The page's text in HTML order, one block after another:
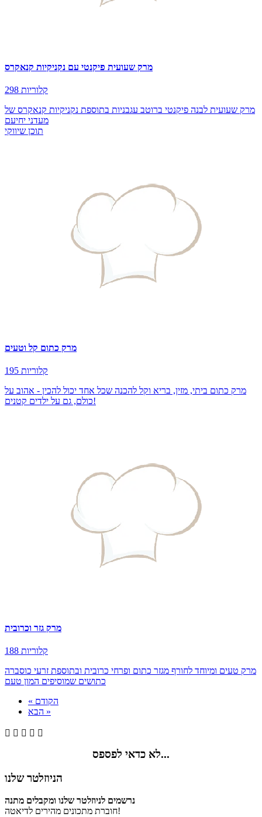
מרק שעועית פיקנטי עם נקניקיות קנאקרס
298 קלוריות
מרק שעועית לבנה פיקנטי ברוטב עגבניות בתוספת נקניקיות קנאקרס של
מעדני יחיעם
תוכן שיווקי
מרק כתום קל וטעים
195 קלוריות
מרק כתום ביתי, מזין, בריא וקל להכנה שכל אחד יכול להכין - אהוב על
כולם, גם על ילדים קטנים!
מרק גזר וכרובית
188 קלוריות
מרק טעים ומיוחד לחורף מגזר כתום ופרחי כרובית ובתוספת זרעי כוסברה
כתושים שמוסיפים המון טעם
« הקודם
הבא »
    
לא כדאי לפספס...
הניוזלטר שלנו
נרשמים לניוזלטר שלנו ומקבלים מתנה
חוברת מתכונים מהירים לדיאטה!